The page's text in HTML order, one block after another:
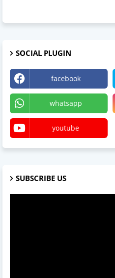
SOCIAL PLUGIN
facebook
whatsapp
youtube
SUBSCRIBE US